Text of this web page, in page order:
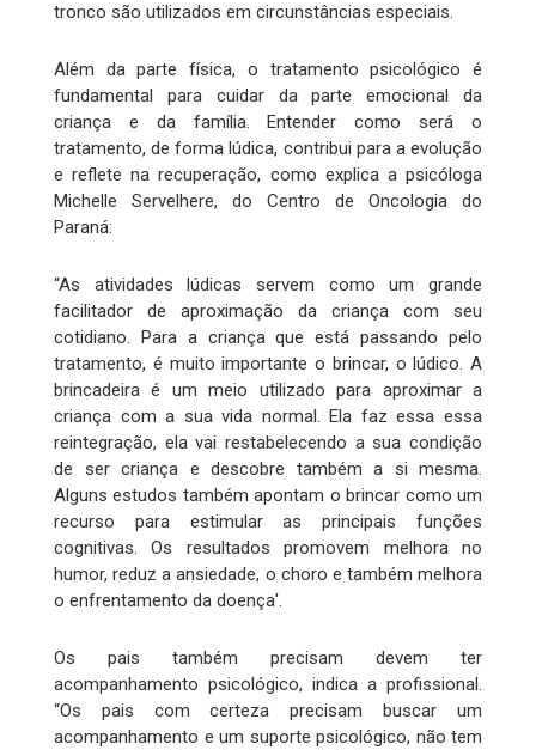
tronco são utilizados em circunstâncias especiais.
Além da parte física, o tratamento psicológico é
fundamental para cuidar da parte emocional da
criança e da família. Entender como será o
tratamento, de forma lúdica, contribui para a evolução
e reflete na recuperação, como explica a psicóloga
Michelle Servelhere, do Centro de Oncologia do
Paraná:
“As atividades lúdicas servem como um grande
facilitador de aproximação da criança com seu
cotidiano. Para a criança que está passando pelo
tratamento, é muito importante o brincar, o lúdico. A
brincadeira é um meio utilizado para aproximar a
criança com a sua vida normal. Ela faz essa essa
reintegração, ela vai restabelecendo a sua condição
de ser criança e descobre também a si mesma.
Alguns estudos também apontam o brincar como um
recurso para estimular as principais funções
cognitivas. Os resultados promovem melhora no
humor, reduz a ansiedade, o choro e também melhora
o enfrentamento da doença'.
Os pais também precisam devem ter
acompanhamento psicológico, indica a profissional.
“Os pais com certeza precisam buscar um
acompanhamento e um suporte psicológico, não tem